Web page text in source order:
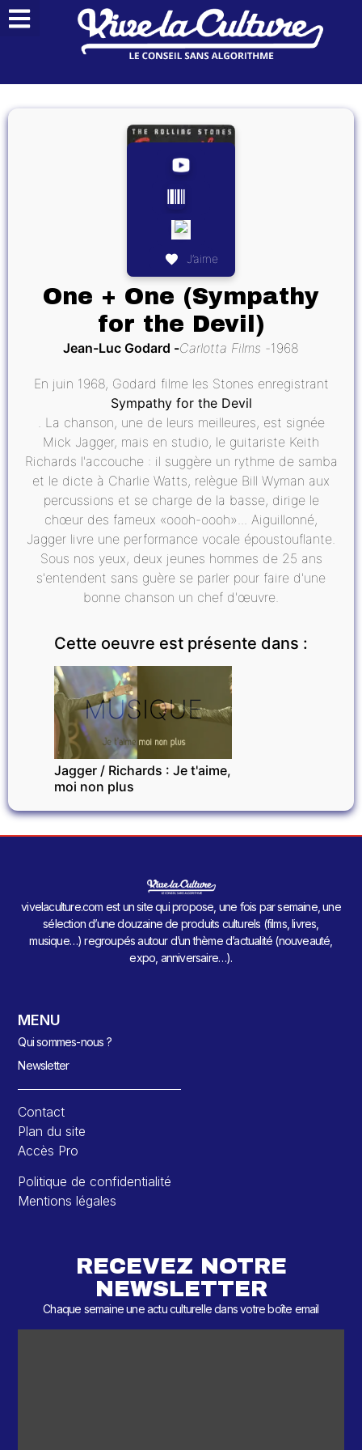
J’aime
One + One (Sympathy
for the Devil)
Jean-Luc Godard Carlotta Films 1968
En juin 1968, Godard filme les Stones enregistrant
Sympathy for the Devil
. La chanson, une de leurs meilleures, est signée
Mick Jagger, mais en studio, le guitariste Keith
Richards l'accouche : il suggère un rythme de samba
et le dicte à Charlie Watts, relègue Bill Wyman aux
percussions et se charge de la basse, dirige le
chœur des fameux «oooh-oooh»... Aiguillonné,
Jagger livre une performance vocale époustouflante.
Sous nos yeux, deux jeunes hommes de 25 ans
s'entendent sans guère se parler pour faire d'une
bonne chanson un chef d'œuvre.
Cette oeuvre est présente dans :
MUSIQUE
Jagger / Richards : Je t'aime,
moi non plus
vivelaculture.com est un site qui propose, une fois par semaine, une
sélection d’une douzaine de produits culturels (films, livres,
musique…) regroupés autour d’un thème d’actualité (nouveauté,
expo, anniversaire…).
MENU
Qui sommes-nous ?
Newsletter
Contact
Plan du site
Accès Pro
Politique de confidentialité
Mentions légales
RECEVEZ NOTRE
NEWSLETTER
Chaque semaine une actu culturelle dans votre boîte email